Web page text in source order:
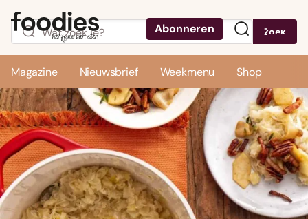
Abonneren Zoek
Magazine Nieuwsbrief Weekmenu Shop